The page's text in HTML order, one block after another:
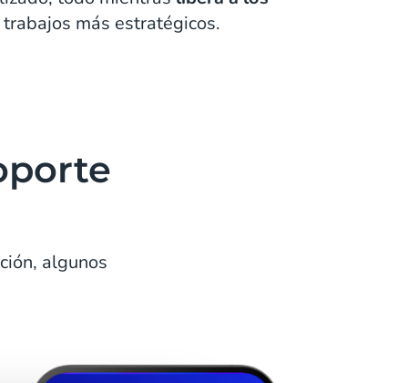
más estratégicos.
algunos